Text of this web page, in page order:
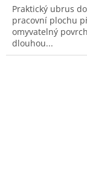
Praktický ubrus
pracovní plochu
omyvatelný
dlouhou...